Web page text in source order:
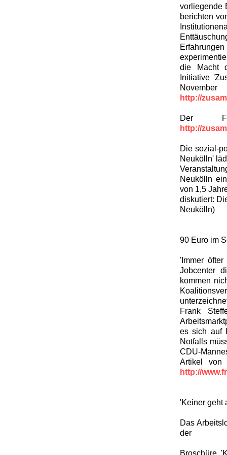
vorliegende
berichten
die Macht
Initiative
http://
Der
http://
Die sozial-
Neukölln'
Neukölln
von 1,5
diskutiert:
Neukölln)
90 Euro im
'Immer
Jobcenter
kommen
Frank
es sich auf
Notfalls
CDU-
Artikel von
http://
'Keiner geht
Das
der
Broschüre